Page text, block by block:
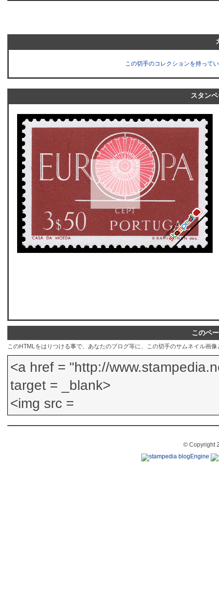
この切手のコレクションを持って
スタン
このペ
このHTMLをはりつける事で、あなたのブログ等に、この切手のサムネイル画
© Copyright